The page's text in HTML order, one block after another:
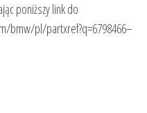
poniższy link do
bmw/pl/partxref?q=6798466–